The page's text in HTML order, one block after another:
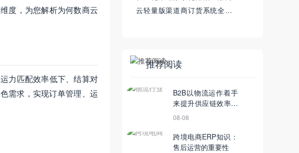
度，为您解析为何数商云
力匹配效率低下、结算对
需求，实现订单管理、运
云轻量版渠道商订货系统全新
推荐阅读
B2B以物流运作着手
来提升供应链效率是
本末倒置
08-08
跨境电商ERP知识：
售后运营的重要性